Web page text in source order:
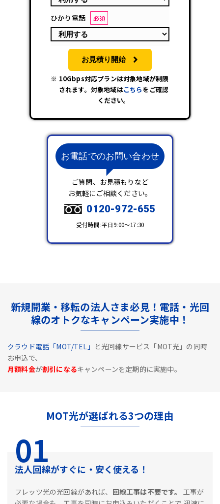
ひかり電話 必須
お見積り開始
10Gbps対応プランは対象地域が制限
されます。対象地域はこちらをご確認
ください。
お電話でのお問い合わせ
ご質問、お見積もりなど
お気軽にご相談ください。
0120-972-655
受付時間:平日9:00～17:30
新規開業・移転の法人さま必見！電話・光回
線のオトクなキャンペーン実施中！
クラウド電話「MOT/TEL」 と光回線サービス「MOT光」の同時
お申込で、
月額料金が割引になるキャンペーンを定期的に実施中。
MOT光が選ばれる3つの理由
01
法人回線がすぐに・安く使える！
フレッツ光の光回線があれば、 回線工事は不要です。
工事が